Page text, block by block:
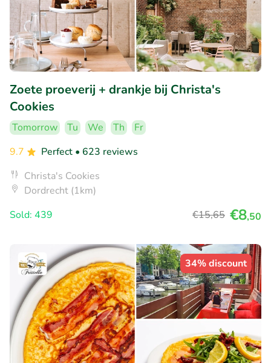
Zoete proeverij + drankje bij Christa's
Cookies
Tomorrow Tu We Th
Fr
9.7
Perfect • 623 reviews
Christa's Cookies
Dordrecht (1km)
Sold: 439
€15,65 €8,50
34% discount